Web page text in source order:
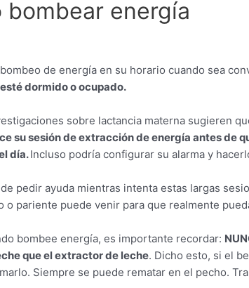
bombear energía
de energía en su horario cuando sea
dormido o ocupado.
sobre lactancia materna sugieren
su sesión de extracción de energía antes de
día.Incluso podría configurar su alarma y
pedir ayuda mientras intenta estas largas
o pariente puede venir para que realmente
bombee energía, es importante recordar:
que el extractor de leche. Dicho esto, si el
Siempre se puede rematar en el pecho.